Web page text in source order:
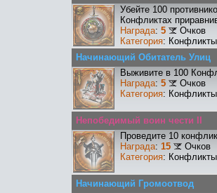
Убейте 100
Конфликтах
Награда: 5
Очков
Категория:
Начинающий Обитатель Улиц
Выживите в 100
Награда: 5
Очков
Категория: Конфликты
Непобедимый воин чести II
Проведите 10
Награда: 15
Очков
Категория:
Начинающий Громоотвод